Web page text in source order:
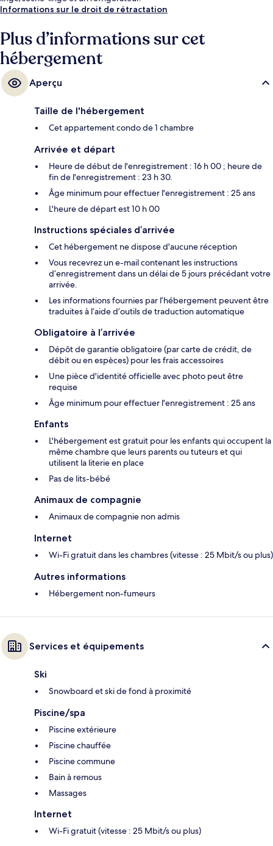
Informations sur le droit de rétractation
Plus d’informations sur cet
hébergement
Aperçu
Taille de l'hébergement
Cet appartement condo de 1 chambre
Arrivée et départ
Heure de début de l'enregistrement : 16 h 00 ; heure de
fin de l'enregistrement : 23 h 30.
Âge minimum pour effectuer l'enregistrement : 25 ans
L'heure de départ est 10 h 00
Instructions spéciales d’arrivée
Cet hébergement ne dispose d'aucune réception
Vous recevrez un e-mail contenant les instructions
d’enregistrement dans un délai de 5 jours précédant votre
arrivée.
Les informations fournies par l’hébergement peuvent être
traduites à l’aide d’outils de traduction automatique
Obligatoire à l’arrivée
Dépôt de garantie obligatoire (par carte de crédit, de
débit ou en espèces) pour les frais accessoires
Une pièce d'identité officielle avec photo peut être
requise
Âge minimum pour effectuer l'enregistrement : 25 ans
Enfants
L'hébergement est gratuit pour les enfants qui occupent la
même chambre que leurs parents ou tuteurs et qui
utilisent la literie en place
Pas de lits-bébé
Animaux de compagnie
Animaux de compagnie non admis
Internet
Wi-Fi gratuit dans les chambres (vitesse : 25 Mbit/s ou plus)
Autres informations
Hébergement non-fumeurs
Services et équipements
Ski
Snowboard et ski de fond à proximité
Piscine/spa
Piscine extérieure
Piscine chauffée
Piscine commune
Bain à remous
Massages
Internet
Wi-Fi gratuit (vitesse : 25 Mbit/s ou plus)